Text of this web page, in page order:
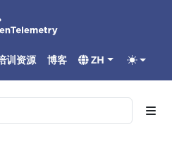
训资源 博客 ZH